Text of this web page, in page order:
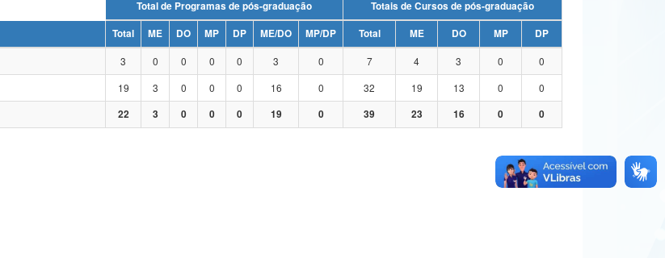
Total de Programas de pós-graduação
Totais de Cursos de pós-graduação
Total ME DO MP DP ME/DO MP/DP Total ME DO MP
DP
3 0 0 0 0 3 0 7 4 3 0
0
19 3 0 0 0 16 0 32 19 13 0
0
22 3 0 0 0 19 0 39 23 16 0 0